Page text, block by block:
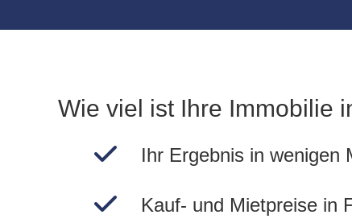
Wie viel ist Ihre Immobilie
Ihr Ergebnis in wenigen
Kauf- und Mietpreise in